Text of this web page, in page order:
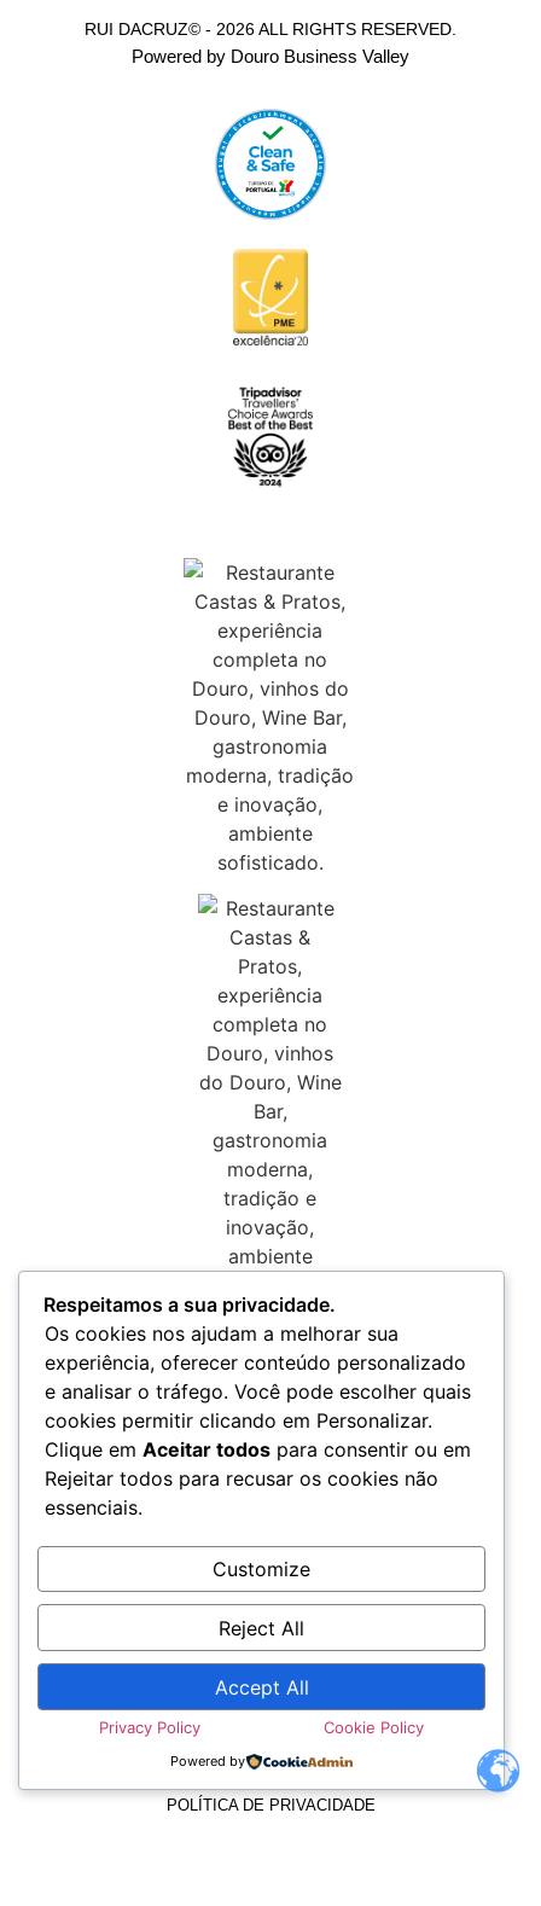
RUI DACRUZ© - 2026 ALL RIGHTS RESERVED.
Powered by Douro Business Valley
TERMOS E CONDIÇÕES
POLÍTICA DE PRIVACIDADE
Respeitamos a sua privacidade.
Os cookies nos ajudam a melhorar sua
experiência, oferecer conteúdo personalizado
e analisar o tráfego. Você pode escolher quais
cookies permitir clicando em Personalizar.
Clique em Aceitar todos para consentir ou em
Rejeitar todos para recusar os cookies não
essenciais.
Customize
Reject All
Accept All
Privacy Policy Cookie Policy
Powered by